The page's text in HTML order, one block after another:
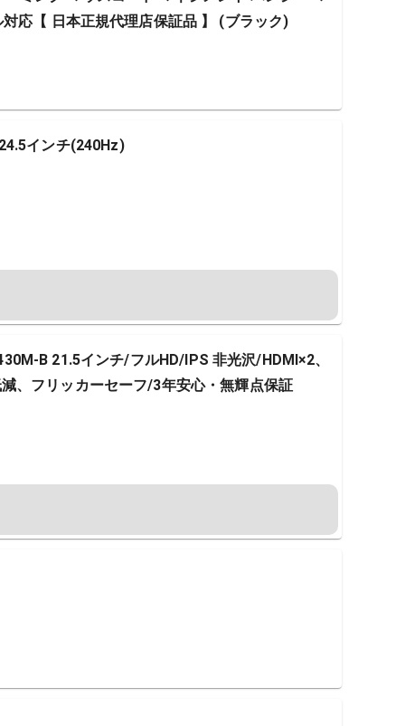
応【 日本正規代理店保証品 】 (ブラック)
インチ(240Hz)
B 21.5インチ/フルHD/IPS 非光沢/HDMI×2、
、フリッカーセーフ/3年安心・無輝点保証